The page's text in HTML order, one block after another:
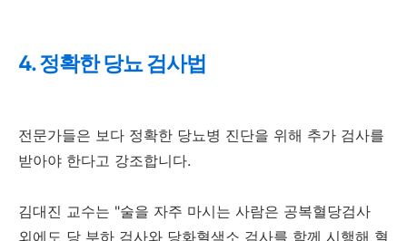
4. 정확한 당뇨 검사법
전문가들은 보다 정확한 당뇨병 진단을 위해 추가 검사를
받아야 한다고 강조합니다.
김대진 교수는 "술을 자주 마시는 사람은 공복혈당검사
외에도 당 부하 검사와 당화혈색소 검사를 함께 시행해 혈